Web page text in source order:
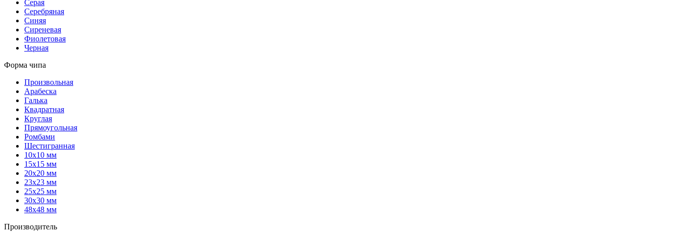
Серая
Серебряная
Синяя
Сиреневая
Фиолетовая
Черная
Форма чипа
Произвольная
Арабеска
Галька
Квадратная
Круглая
Прямоугольная
Ромбами
Шестигранная
10х10 мм
15х15 мм
20х20 мм
23х23 мм
25х25 мм
30х30 мм
48х48 мм
Производитель